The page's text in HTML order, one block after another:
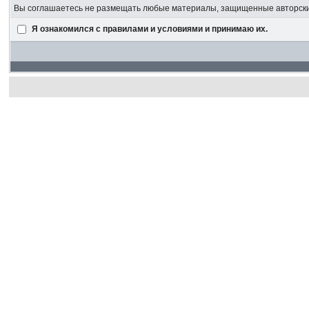
Вы соглашаетесь не размещать любые материалы, защищенные
Я ознакомился с правилами и условиями и принимаю их.